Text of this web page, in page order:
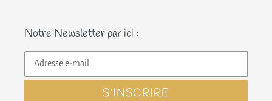
Notre Newsletter par ici :
S'INSCRIRE